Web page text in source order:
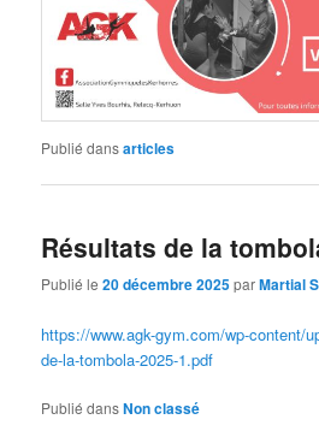
Publié dansarticles
Résultats de la
Publié le20 décembre 2025parMartial
https://www.agk-gym.com/wp-content/
de-la-tombola-2025-1.pdf
Publié dansNon classé